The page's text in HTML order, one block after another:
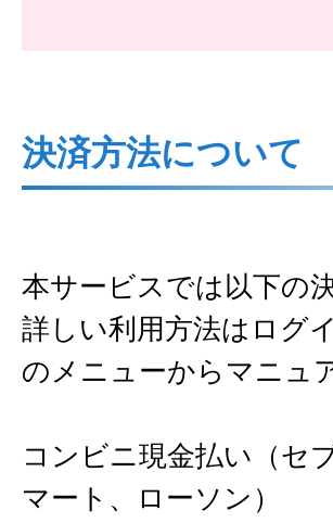
決済方法について
本サービスでは以下の
詳しい利用方法はログ
のメニューからマニュ
コンビニ現金払い（セ
マート、ローソン）